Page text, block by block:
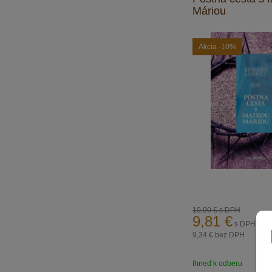
Máriou
Akcia -10%
10,90 €s DPH
9,81 € s DPH
9,34 € bez DPH
Ihneď k odberu